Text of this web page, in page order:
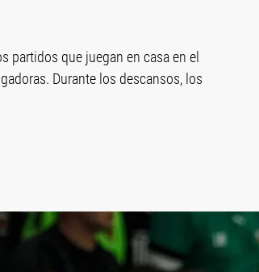
partidos que juegan en casa en el
Durante los descansos, los